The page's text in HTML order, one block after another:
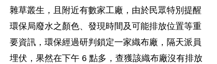
雜草叢生，且附近有數家工廠，由於民眾特別提醒
環保局廢水之顏色、發現時間及可能排放位置等重
要資訊，環保經過研判鎖定一家織布廠，隔天派員
埋伏，果然在下午 6 點多，查獲該織布廠沒有排放